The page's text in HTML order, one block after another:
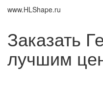
www.HLShape.ru
Заказать
лучшим